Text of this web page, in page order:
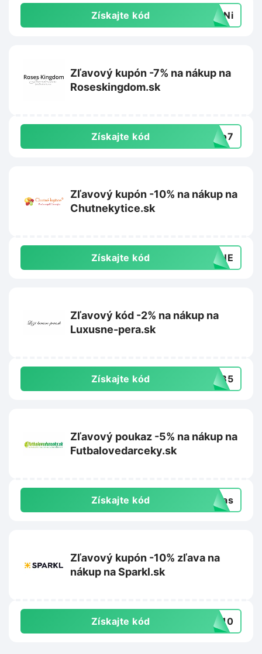
Získajte kód K1Ni
Zľavový kupón -7% na nákup na
Roseskingdom.sk
Získajte kód llo7
Zľavový kupón -10% na nákup na
Chutnekytice.sk
Získajte kód UTNE
Zľavový kód -2% na nákup na
Luxusne-pera.sk
Získajte kód TYB5
Zľavový poukaz -5% na nákup na
Futbalovedarceky.sk
Získajte kód -vas
Zľavový kupón -10% zľava na
nákup na Sparkl.sk
Získajte kód RT10